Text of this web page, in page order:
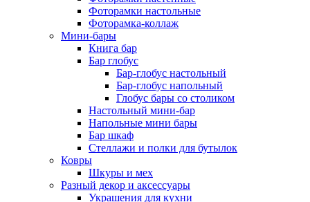
Фоторамки настольные
Фоторамка-коллаж
Мини-бары
Книга бар
Бар глобус
Бар-глобус настольный
Бар-глобус напольный
Глобус бары со столиком
Настольный мини-бар
Напольные мини бары
Бар шкаф
Стеллажи и полки для бутылок
Ковры
Шкуры и мех
Разный декор и аксессуары
Украшения для кухни